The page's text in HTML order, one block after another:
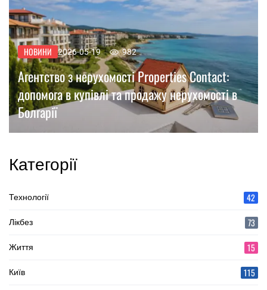
НОВИНИ 2026-05-19 982
Агентство з нерухомості Properties Contact:
допомога в купівлі та продажу нерухомості в
Болгарії
Категорії
Технології 42
Лікбез 73
Життя 15
Київ 115